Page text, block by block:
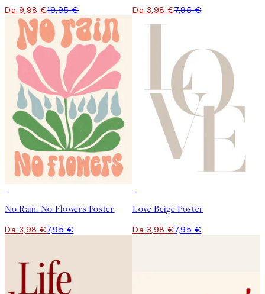
Da 9,98 €19,95 € Da 3,98 €7,95 €
No Rain. No Flowers Poster
Da 3,98 €7,95 €
Love Beige Poster
Da 3,98 €7,95 €